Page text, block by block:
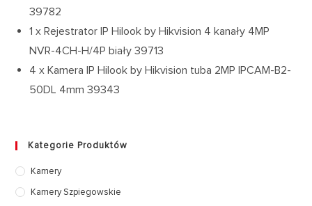
39782
1 x Rejestrator IP Hilook by Hikvision 4 kanały 4MP
NVR-4CH-H/4P biały 39713
4 x Kamera IP Hilook by Hikvision tuba 2MP IPCAM-B2-
50DL 4mm 39343
Kategorie Produktów
Kamery
Kamery Szpiegowskie